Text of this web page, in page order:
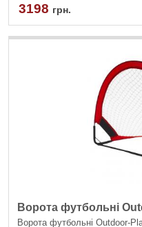
відрізняються стійкістю,
ергономічністю.
будь-якому місці. Ворота
(входить до комплекту),
3198 грн.
Ворота футбольні
Ворота футбольні Outdoor-